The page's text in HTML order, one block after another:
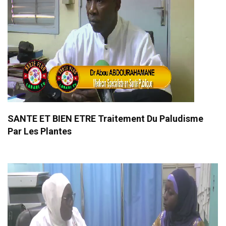
SANTE ET BIEN ETRE Traitement Du Paludisme
Par Les Plantes